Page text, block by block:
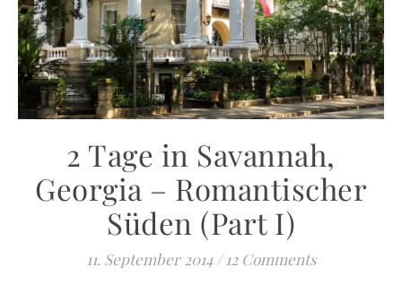
2 Tage in Savannah,
Georgia – Romantischer
Süden (Part I)
11. September 2014 / 12 Comments